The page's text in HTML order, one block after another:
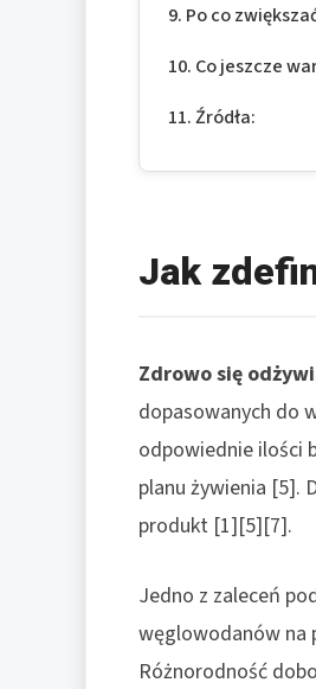
Po co
Co jeszcze
Źródła:
Jak
Zdrowo się
dopasowanych do
odpowiednie ilości
planu żywienia [5].
produkt [1][5][7].
Jedno z zaleceń
węglowodanów na
Różnorodność